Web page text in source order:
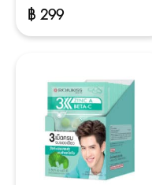
฿299